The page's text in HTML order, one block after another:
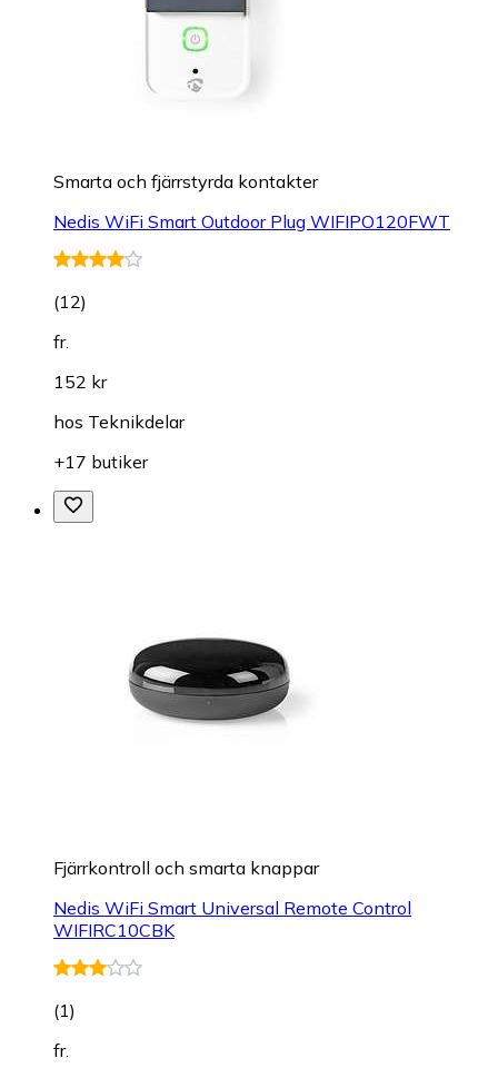
Smarta och fjärrstyrda kontakter
Nedis WiFi Smart Outdoor Plug WIFIPO120FWT
(12)
fr.
152 kr
hos Teknikdelar
+17 butiker
Fjärrkontroll och smarta knappar
Nedis WiFi Smart Universal Remote Control
WIFIRC10CBK
(1)
fr.